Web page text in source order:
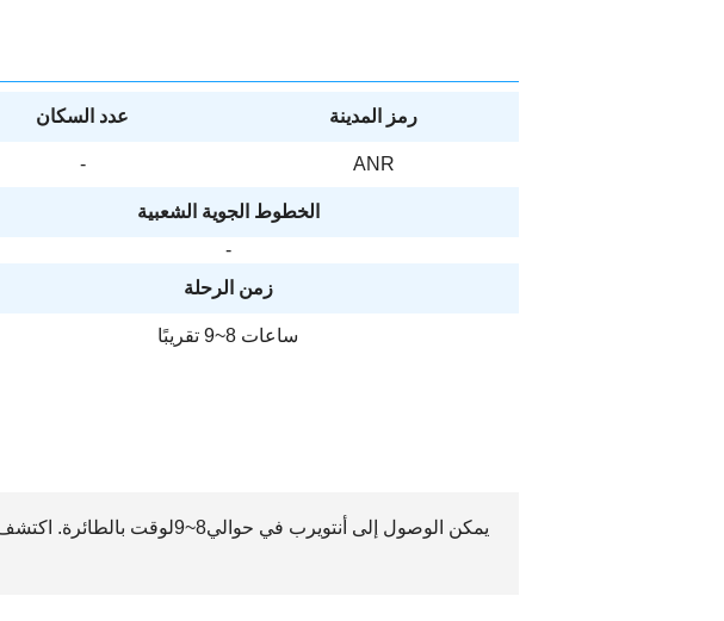
عدد السكان رمز المدينة
- ANR
الخطوط الجوية الشعبية
-
زمن الرحلة
ساعات 8~9 تقريبًا
يمكن الوصول إلى أنتويرب في